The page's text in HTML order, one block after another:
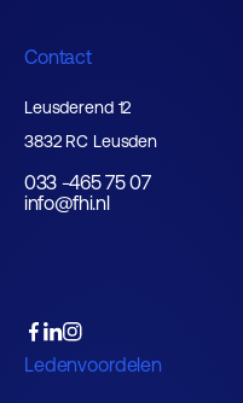
Contact
Leusderend 12
3832 RC Leusden
033 -465 75 07
info@fhi.nl
Ledenvoordelen